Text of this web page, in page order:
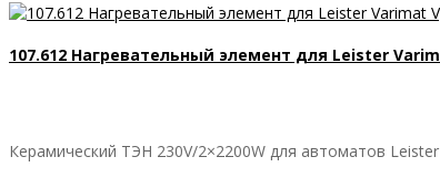
107.612 Нагревательный элемент для Leister
Керамический ТЭН 230V/2×2200W для автоматов